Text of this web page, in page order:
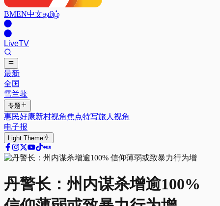
BMEN中文தமிழ்
LiveTV
最新
全国
雪兰莪
专题
惠民好康新村视角焦点特写旅人视角
电子报
Light Theme
丹警长：州内谋杀增逾100%